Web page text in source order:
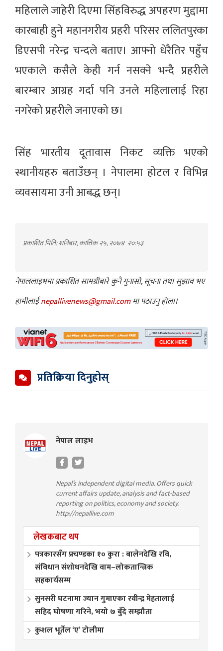
महिलाले जाहेरी दिएमा सिंहविरुद्ध अपहरण मुद्दामा
कारबाही हुने महानगरीय प्रहरी परिसर ललितपुरका
डिएसपी नरेन्द्र चन्दले बताए। आफ्नो धेरैतिर पहुँच
भएकाले कसैले केही गर्न नसक्ने भन्दै प्रहरीले
बारम्बार आग्रह गर्दा पनि उनले महिलालाई रिहा
नगरेको प्रहरीले जनाएको छ।
सिंह भारतीय दूतावास निकट व्यक्ति भएको
स्थानीयहरु बताउँछन् । नेपालमा होटल र विभिन्न
व्यवसायमा उनी आबद्ध छन्।
प्रकाशित मिति: शनिबार, कात्तिक २५, २०७४ २०:५३
नेपाललाइभमा प्रकाशित सामग्रीबारे कुनै गुनासो, सूचना तथा सुझाव भए
हामीलाईnepallivenews@gmail.comमा पठाउनु होला।
प्रतिक्रिया दिनुहोस्
नेपाल लाइभ
Nepal’s independent digital media. Offers quick
current affairs update, analysis and fact-based
reporting on politics, economy and society.
http://nepallive.com
लेखकबाट थप
पत्रकारसँग प्रचण्डका १० कुरा : बालेनदेखि रवि,
संविधान संशोधनदेखि वाम–लोकतान्त्रिक
सहकार्यसम्म
सुनसरी घटनामा ज्यान गुमाएका रवीन्द्र मेहतालाई
सहिद घोषणा गरिने, भयो ७ बुँदे सम्झौता
कुशल भूर्तेल ‘ए’ टोलीमा